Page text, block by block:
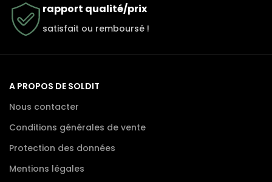
rapport qualité/prix
satisfait ou remboursé !
A PROPOS DE SOLDIT
Nous contacter
Conditions générales de vente
Protection des données
Mentions légales